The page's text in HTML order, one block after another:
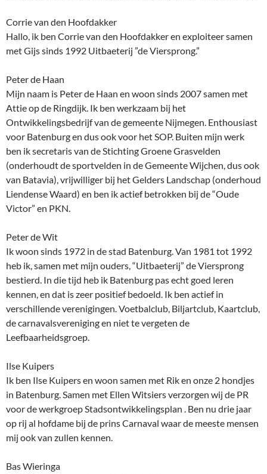
Corrie van den Hoofdakker
Hallo, ik ben Corrie van den Hoofdakker en exploiteer samen
met Gijs sinds 1992 Uitbaeterij ”de Viersprong.”
Peter de Haan
Mijn naam is Peter de Haan en woon sinds 2007 samen met
Attie op de Ringdijk. Ik ben werkzaam bij het
Ontwikkelingsbedrijf van de gemeente Nijmegen. Enthousiast
voor Batenburg en dus ook voor het SOP. Buiten mijn werk
ben ik secretaris van de Stichting Groene Grasvelden
(onderhoudt de sportvelden in de Gemeente Wijchen, dus ook
van Batavia), vrijwilliger bij het Gelders Landschap (onderhoud
Liendense Waard) en ben ik actief betrokken bij de “Oude
Victor” en PKN.
Peter de Wit
Ik woon sinds 1972 in de stad Batenburg. Van 1981 tot 1992
heb ik, samen met mijn ouders, “Uitbaeterij” de Viersprong
bestierd. In die tijd heb ik Batenburg pas echt goed leren
kennen, en dat is zeer positief bedoeld. Ik ben actief in
verschillende verenigingen. Voetbalclub, Biljartclub, Kaartclub,
de carnavalsvereniging en niet te vergeten de
Leefbaarheidsgroep.
Ilse Kuipers
Ik ben Ilse Kuipers en woon samen met Rik en onze 2 hondjes
in Batenburg. Samen met Ellen Witsiers verzorgen wij de PR
voor de werkgroep Stadsontwikkelingsplan . Ben nu drie jaar
op rij al hofdame bij de prins Carnaval waar de meeste mensen
mij ook van zullen kennen.
Bas Wieringa